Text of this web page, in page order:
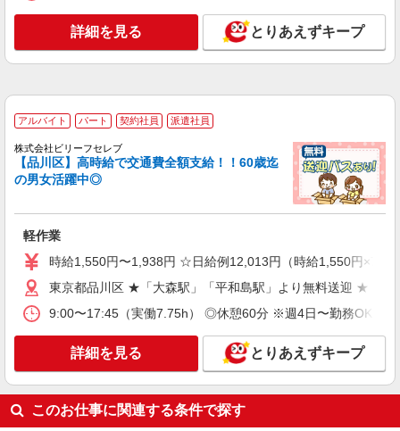
アルバイト パート
SGフィルダー株式会社/W23996-010
荷物・商品仕分け
≪羽田空港事業場≫ 東京都大田区羽田空港3-2-
2 航空貨物ターミナルE-3棟（佐川急便 羽田空
港営業所内）
キープ 詳細を見る
SGフィルダー株式会社/W23996-007
時給1750円 ※22:00〜翌5:00の間は深夜手当込
みで時給1，750円になります。
≪羽田空港事業場≫ 東京都大田区羽田空港3-2-
2 航空貨物ターミナルE-3棟（佐川急便 羽田空
キープ 詳細を見る
アルバイト パート
詳細を見る とりあえずキープ
アルバイト パート 契約社員 派遣社員
株式会社ビリーフセレブ
【品川区】高時給で交通費全額支給！！60歳迄
の男女活躍中◎
軽作業
時給1,550円〜1,938円 ☆日給例12,013円（時給1,550円
東京都品川区 ★「大森駅」「平和島駅」より無料送迎 ★「平
9:00〜17:45（実働7.75h） ◎休憩60分 ※週4日〜勤務OK・
詳細を見る とりあえずキープ
このお仕事に関連する条件で探す